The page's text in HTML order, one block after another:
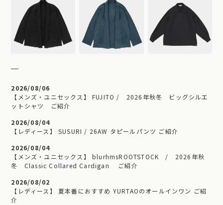
2026/08/06
【メンズ・ユニセックス】 FUJITO / 2026年秋冬 ビッグシルエ
ットシャツ ご紹介
2026/08/04
【レディース】 SUSURI / 26AW タピールパンツ ご紹介
2026/08/04
【メンズ・ユニセックス】 blurhmsROOTSTOCK / 2026年秋
冬 Classic Collared Cardigan ご紹介
2026/08/02
【レディース】 夏本番におすすめ YURTAOのオールインワン ご紹
介